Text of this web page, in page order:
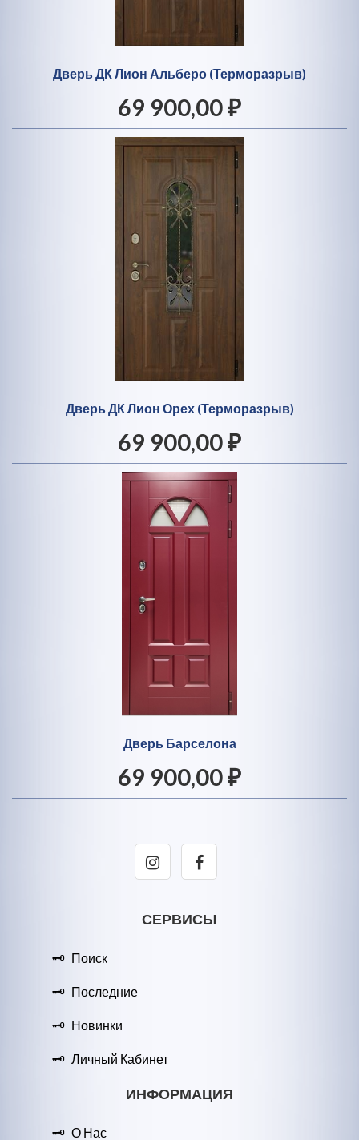
Дверь ДК Лион Альберо (Терморазрыв)
69 900,00 ₽
Дверь ДК Лион Орех (Терморазрыв)
69 900,00 ₽
Дверь Барселона
69 900,00 ₽
СЕРВИСЫ
Поиск
Последние
Новинки
Личный Кабинет
ИНФОРМАЦИЯ
О Нас